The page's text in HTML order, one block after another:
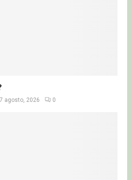
7 agosto, 2026 0